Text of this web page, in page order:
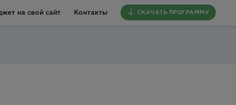
на свой сайт Контакты СКАЧАТЬ ПРОГРАММУ